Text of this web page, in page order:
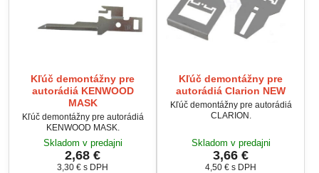
Kľúč demontážny pre
autorádiá KENWOOD
MASK
Kľúč demontážny pre autorádiá
KENWOOD MASK.
Skladom v predajni
2,68 €
3,30 € s DPH
Kľúč demontážny pre
autorádiá Clarion NEW
Kľúč demontážny pre autorádiá
CLARION.
Skladom v predajni
3,66 €
4,50 € s DPH